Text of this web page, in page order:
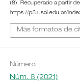
(8). Recuperado a partir de
https://p3.usal.edu.ar/
Más formatos de
Número
Núm. 8 (2021)